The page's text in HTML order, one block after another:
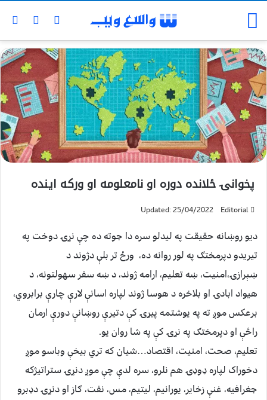
پخوانۍ ځلانده دوره او نامعلومه او ورکه اينده
Editorial
Updated: 25/04/2022
دیو روښانه حقیقت په لیدلو سره دا جوته ده چې نړۍ دوخت په
تیریدو دپرمختګ په لور روانه ده، ورځ تر بلې دژوند د
ښېرازۍ،امنیت، ښه تعلیم، ارامه ژوند، د ښه سفر سهولتونه، د
هیواد ابادۍ او بلاخره د هوسا ژوند لپاره اسانې لارې چارې برابروي،
برعکس موږ ته په یوشتمه پیړۍ کې دتیرې روښانې دورې ارمان
راځې او دپرمختګ په نړۍ کې په شا روان یو.
تعلیم، صحت، امنیت، اقتصاد…شیان که تري بیخې وباسو موږ
دخوراک لپاره ډوډۍ هم نلرو، سره لدې چې موږ دنړۍ ستراتیژکه
جغرافیه، غنې زخایر، یورانیم، لیتیم، مس، نفت، ګاز او دنړۍ دډبرو